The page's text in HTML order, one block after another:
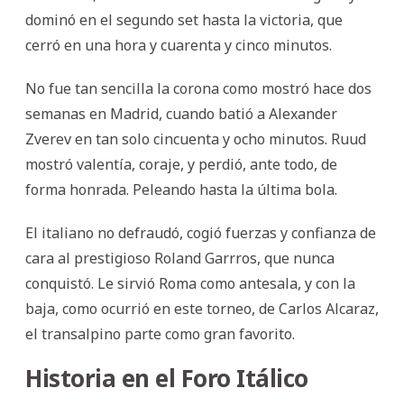
dominó en el segundo set hasta la victoria, que
cerró en una hora y cuarenta y cinco minutos.
No fue tan sencilla la corona como mostró hace dos
semanas en Madrid, cuando batió a Alexander
Zverev en tan solo cincuenta y ocho minutos. Ruud
mostró valentía, coraje, y perdió, ante todo, de
forma honrada. Peleando hasta la última bola.
El italiano no defraudó, cogió fuerzas y confianza de
cara al prestigioso Roland Garrros, que nunca
conquistó. Le sirvió Roma como antesala, y con la
baja, como ocurrió en este torneo, de Carlos Alcaraz,
el transalpino parte como gran favorito.
Historia en el Foro Itálico